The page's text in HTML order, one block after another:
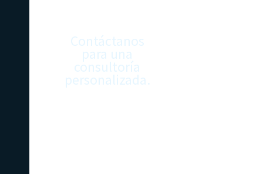
Contáctanos
para una
consultoría
personalizada.